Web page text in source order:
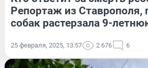
Репортаж из Ставрополя,
собак растерзала 9-
25 февраля, 2025, 13:57 2 676 6